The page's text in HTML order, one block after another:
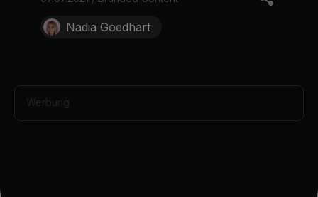
Nadia Goedhart
Werbung